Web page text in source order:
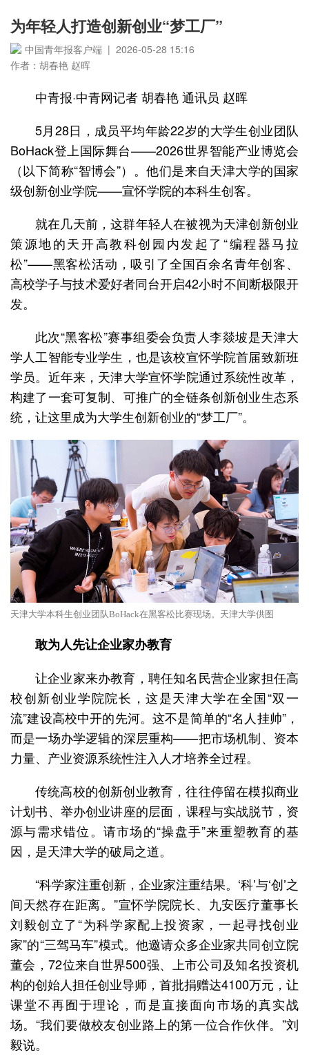
为年轻人打造创新创业“梦工厂”
中国青年报客户端 | 2026-05-28 15:16
作者：胡春艳 赵晖
中青报·中青网记者 胡春艳 通讯员 赵晖
5月28日，成员平均年龄22岁的大学生创业团队
BoHack登上国际舞台——2026世界智能产业博览会
（以下简称“智博会”）。他们是来自天津大学的国家
级创新创业学院——宣怀学院的本科生创客。
就在几天前，这群年轻人在被视为天津创新创业
策源地的天开高教科创园内发起了“编程器马拉
松”——黑客松活动，吸引了全国百余名青年创客、
高校学子与技术爱好者同台开启42小时不间断极限开
发。
此次“黑客松”赛事组委会负责人李燚坡是天津大
学人工智能专业学生，也是该校宣怀学院首届致新班
学员。近年来，天津大学宣怀学院通过系统性改革，
构建了一套可复制、可推广的全链条创新创业生态系
统，让这里成为大学生创新创业的“梦工厂”。
天津大学本科生创业团队BoHack在黑客松比赛现场。天津大学供图
敢为人先让企业家办教育
让企业家来办教育，聘任知名民营企业家担任高
校创新创业学院院长，这是天津大学在全国“双一
流”建设高校中开的先河。这不是简单的“名人挂帅”，
而是一场办学逻辑的深层重构——把市场机制、资本
力量、产业资源系统性注入人才培养全过程。
传统高校的创新创业教育，往往停留在模拟商业
计划书、举办创业讲座的层面，课程与实战脱节，资
源与需求错位。请市场的“操盘手”来重塑教育的基
因，是天津大学的破局之道。
“科学家注重创新，企业家注重结果。‘科’与‘创’之
间天然存在距离。”宣怀学院院长、九安医疗董事长
刘毅创立了“为科学家配上投资家，一起寻找创业
家”的“三驾马车”模式。他邀请众多企业家共同创立院
董会，72位来自世界500强、上市公司及知名投资机
构的创始人担任创业导师，首批捐赠达4100万元，让
课堂不再囿于理论，而是直接面向市场的真实战
场。“我们要做校友创业路上的第一位合作伙伴。”刘
毅说。